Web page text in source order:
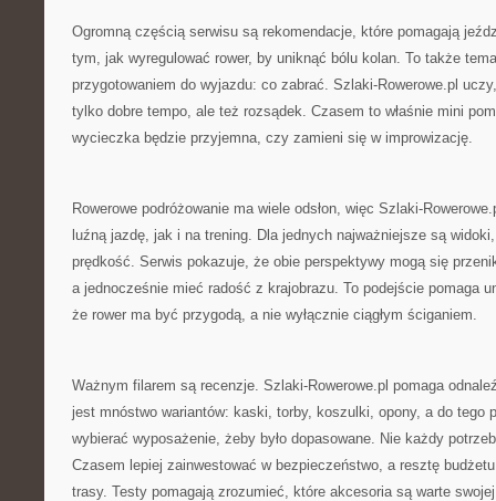
Ogromną częścią serwisu są rekomendacje, które pomagają
tym, jak wyregulować rower, by uniknąć bólu kolan. To także
przygotowaniem do wyjazdu: co zabrać. Szlaki-Rowerowe.pl
tylko dobre tempo, ale też rozsądek. Czasem to właśnie mini
wycieczka będzie przyjemna, czy zamieni się w improwizację.
Rowerowe podróżowanie ma wiele odsłon, więc Szlaki-
luźną jazdę, jak i na trening. Dla jednych najważniejsze są
prędkość. Serwis pokazuje, że obie perspektywy mogą się
a jednocześnie mieć radość z krajobrazu. To podejście pomaga
że rower ma być przygodą, a nie wyłącznie ciągłym ściganiem.
Ważnym filarem są recenzje. Szlaki-Rowerowe.pl pomaga
jest mnóstwo wariantów: kaski, torby, koszulki, opony, a do tego
wybierać wyposażenie, żeby było dopasowane. Nie każdy
Czasem lepiej zainwestować w bezpieczeństwo, a resztę
trasy. Testy pomagają zrozumieć, które akcesoria są warte